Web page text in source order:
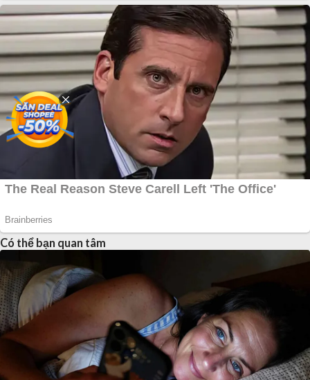
Có thể bạn quan tâm